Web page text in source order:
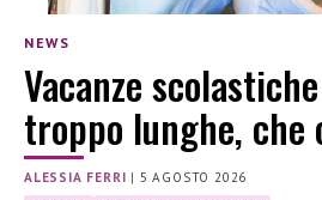
NEWS
Vacanze
troppo lunghe, che
ALESSIA FERRI | 5 AGOSTO 2026